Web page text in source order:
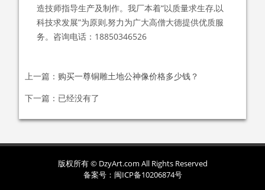
造技师指导生产及制作。我厂本着“以质量求生存,以
科技求发展”为原则,努力为广大高僧大德提供优质服
务。咨询电话：18850346526
上一篇： 购买一尊铜雕土地公神像价格多少钱？
下一篇：已经没有了
版权所有 © DzyArt.com All Rights Reserved
备案号：闽ICP备10206874号